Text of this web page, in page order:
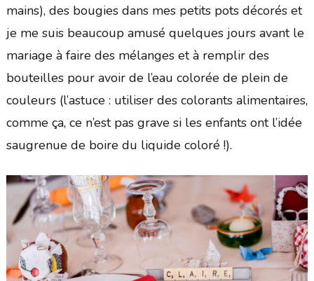
mains), des bougies dans mes petits pots décorés et
je me suis beaucoup amusé quelques jours avant le
mariage à faire des mélanges et à remplir des
bouteilles pour avoir de l’eau colorée de plein de
couleurs (l’astuce : utiliser des colorants alimentaires,
comme ça, ce n’est pas grave si les enfants ont l’idée
saugrenue de boire du liquide coloré !).